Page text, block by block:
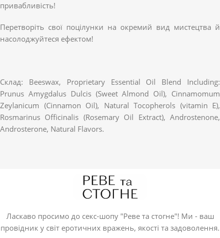
привабливість!
Перетворіть свої поцілунки на окремий вид мистецтва й
насолоджуйтеся ефектом!
Склад: Beeswax, Proprietary Essential Oil Blend Including:
Prunus Amygdalus Dulcis (Sweet Almond Oil), Cinnamomum
Zeylanicum (Cinnamon Oil), Natural Tocopherols (vitamin E),
Rosmarinus Officinalis (Rosemary Oil Extract), Androstenone,
Androsterone, Natural Flavors.
Ласкаво просимо до секс-шопу "Реве та стогне"! Ми - ваш
провідник у світ еротичних вражень, якості та задоволення.